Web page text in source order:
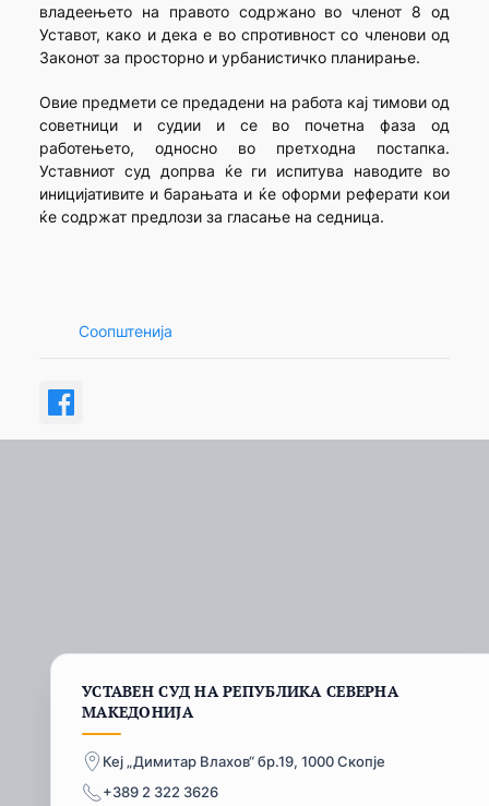
владеењето на правото содржано во членот 8 од
Уставот, како и дека е во спротивност со членови од
Законот за просторно и урбанистичко планирање.
Овие предмети се предадени на работа кај тимови од
советници и судии и се во почетна фаза од
работењето, односно во претходна постапка.
Уставниот суд допрва ќе ги испитува наводите во
иницијативите и барањата и ќе оформи реферати кои
ќе содржат предлози за гласање на седница.
Соопштенија
УСТАВЕН СУД НА РЕПУБЛИКА СЕВЕРНА
МАКЕДОНИЈА
Кеј „Димитар Влахов“ бр.19, 1000 Скопје
+389 2 322 3626